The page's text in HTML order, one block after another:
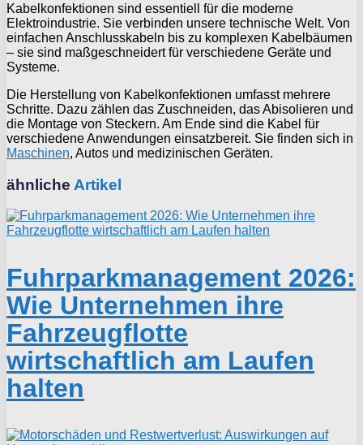
Kabelkonfektionen sind essentiell für die moderne
Elektroindustrie. Sie verbinden unsere technische Welt. Von
einfachen Anschlusskabeln bis zu komplexen Kabelbäumen
– sie sind maßgeschneidert für verschiedene Geräte und
Systeme.
Die Herstellung von Kabelkonfektionen umfasst mehrere
Schritte. Dazu zählen das Zuschneiden, das Abisolieren und
die Montage von Steckern. Am Ende sind die Kabel für
verschiedene Anwendungen einsatzbereit. Sie finden sich in
Maschinen, Autos und medizinischen Geräten.
ähnliche Artikel
Fuhrparkmanagement 2026:
Wie Unternehmen ihre
Fahrzeugflotte
wirtschaftlich am Laufen
halten